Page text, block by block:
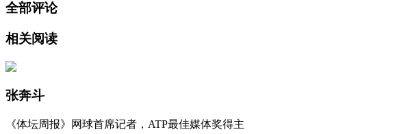
全部评论
相关阅读
张奔斗
《体坛周报》网球首席记者，ATP最佳媒体奖得主